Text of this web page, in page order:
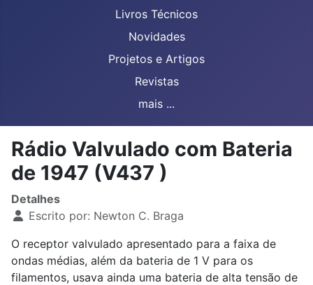
Livros Técnicos
Novidades
Projetos e Artigos
Revistas
mais ...
Rádio Valvulado com Bateria
de 1947 (V437 )
Detalhes
Escrito por: Newton C. Braga
O receptor valvulado apresentado para a faixa de
ondas médias, além da bateria de 1 V para os
filamentos, usava ainda uma bateria de alta tensão de